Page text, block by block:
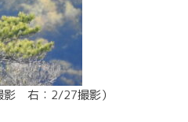
右：2/27撮影）